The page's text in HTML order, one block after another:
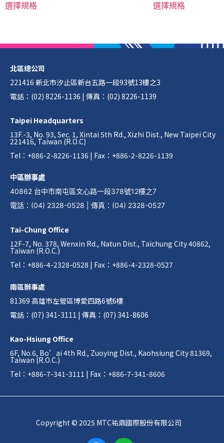
選擇規格 選擇規格
北區總公司
221416 新北市汐止區新台五路一段93號13樓之3
電話：(02) 8226-1136 | 傳真：(02) 8226-1139
Taipei Headquarters
13F.-3, No. 93, Sec. 1, Xintai 5th Rd., Xizhi Dist., New Taipei City
221416, Taiwan (R.O.C)
Tel：+886-2-8226-1136 | Fax：+886-2-8226-1139
中區辦事處
40862 台中市南屯區文心路一段378號12樓之7
電話 ： (04) 2328-0528 傳真 ： (04) 2328-0527
Tai-Chung Office
12F-7, No. 378, Wenxin Rd., Natun Dist., Taichung City 40862,
Taiwan (R.O.C.)
Tel：+886-4-2328-0528 | Fax：+886-4-2328-0527
南區辦事處
81369 高雄市左營區博愛四路6號6樓
電話：(07) 341-3111 | 傳真：(07) 341-8606
Kao-Hsiung Office
6F, No.6, Bo’ai 4th Rd., Zuoying Dist., Kaohsiung City 81369,
Taiwan (R.O.C.)
Tel：+886-7-341-3111 | Fax：+886-7-341-8606
Copyright © 2025 MTC祐鼎國際股份有限公司